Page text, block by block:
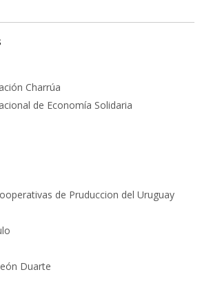
Charrúa
de Economía Solidaria
de Pruduccion del Uruguay
Duarte